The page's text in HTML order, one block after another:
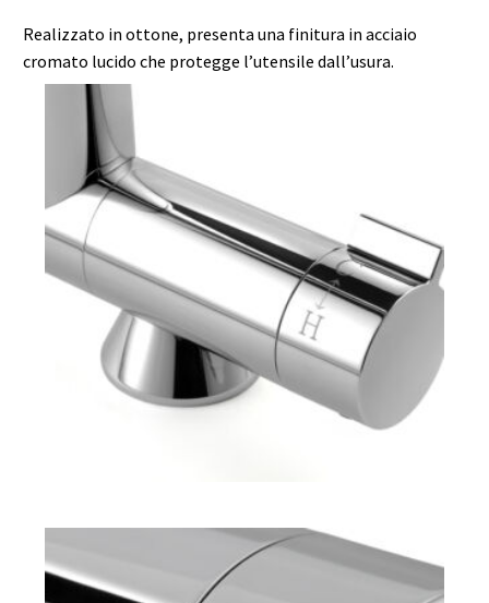
Realizzato in ottone, presenta una finitura in acciaio
cromato lucido che protegge l’utensile dall’usura.